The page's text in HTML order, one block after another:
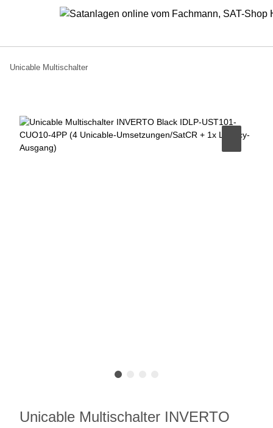
Unicable Multischalter
Unicable Multischalter INVERTO